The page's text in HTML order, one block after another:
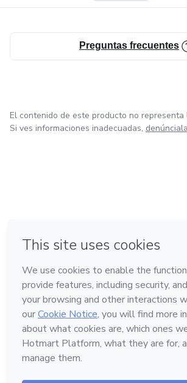
Preguntas frecuentes
El contenido de este producto no
Si ves informaciones inadecuadas,
Hecho con❤ en Belo Horizonte
Conoce Hotmart
Idioma
Español